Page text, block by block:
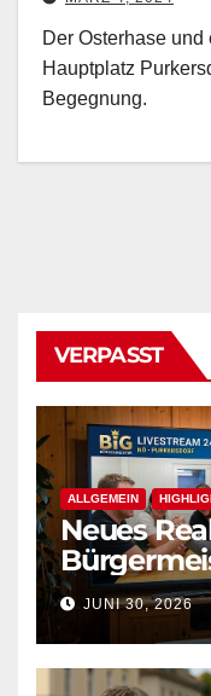
Der Osterhase
Hauptplatz
Begegnung.
VERPASST
ALLGEMEIN
Neues
JUNI 30, 2026